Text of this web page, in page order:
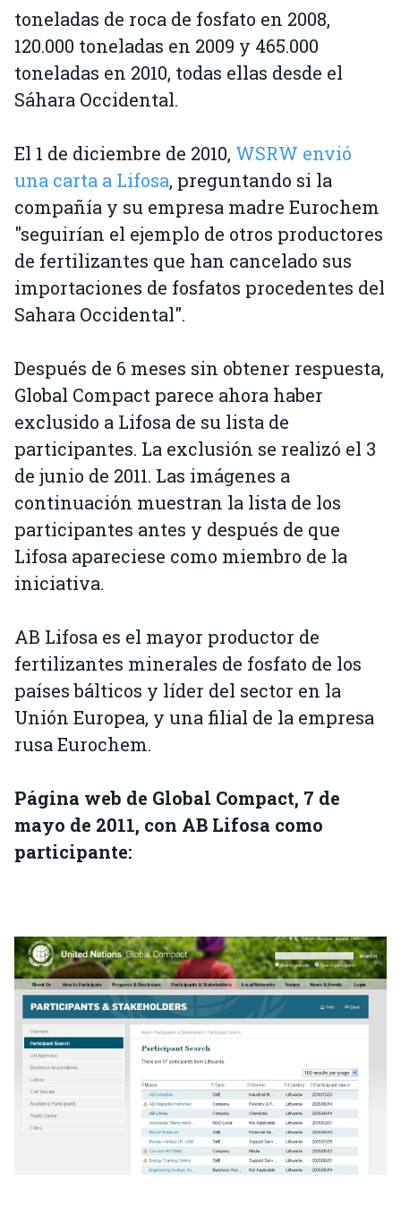
toneladas de roca de fosfato en 2008,
120.000 toneladas en 2009 y 465.000
toneladas en 2010, todas ellas desde el
Sáhara Occidental.
El 1 de diciembre de 2010, WSRW envió
una carta a Lifosa, preguntando si la
compañía y su empresa madre Eurochem
"seguirían el ejemplo de otros productores
de fertilizantes que han cancelado sus
importaciones de fosfatos procedentes del
Sahara Occidental".
Después de 6 meses sin obtener respuesta,
Global Compact parece ahora haber
exclusido a Lifosa de su lista de
participantes. La exclusión se realizó el 3
de junio de 2011. Las imágenes a
continuación muestran la lista de los
participantes antes y después de que
Lifosa apareciese como miembro de la
iniciativa.
AB Lifosa es el mayor productor de
fertilizantes minerales de fosfato de los
países bálticos y líder del sector en la
Unión Europea, y una filial de la empresa
rusa Eurochem.
Página web de Global Compact, 7 de
mayo de 2011, con AB Lifosa como
participante: